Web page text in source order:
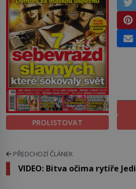
PROLISTOVAT
PŘEDCHOZÍ ČLÁNEK
VIDEO: Bitva očima rytíře Jedi